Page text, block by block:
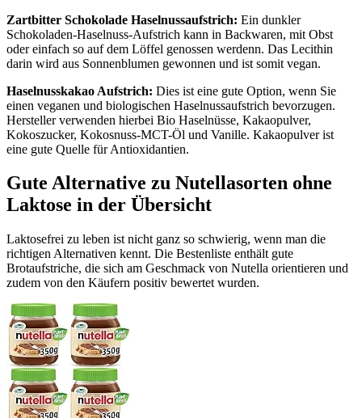
Zartbitter Schokolade Haselnussaufstrich: Ein dunkler
Schokoladen-Haselnuss-Aufstrich kann in Backwaren, mit Obst
oder einfach so auf dem Löffel genossen werdenn. Das Lecithin
darin wird aus Sonnenblumen gewonnen und ist somit vegan.
Haselnusskakao Aufstrich: Dies ist eine gute Option, wenn Sie
einen veganen und biologischen Haselnussaufstrich bevorzugen.
Hersteller verwenden hierbei Bio Haselnüsse, Kakaopulver,
Kokoszucker, Kokosnuss-MCT-Öl und Vanille. Kakaopulver ist
eine gute Quelle für Antioxidantien.
Gute Alternative zu Nutellasorten ohne
Laktose in der Übersicht
Laktosefrei zu leben ist nicht ganz so schwierig, wenn man die
richtigen Alternativen kennt. Die Bestenliste enthält gute
Brotaufstriche, die sich am Geschmack von Nutella orientieren und
zudem von den Käufern positiv bewertet wurden.